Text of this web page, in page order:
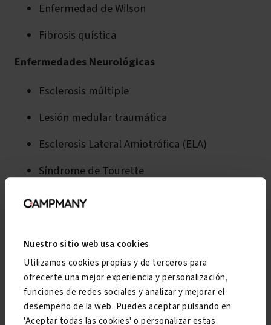
Nuestro sitio web usa cookies
Utilizamos cookies propias y de terceros para
ofrecerte una mejor experiencia y personalización,
funciones de redes sociales y analizar y mejorar el
desempeño de la web. Puedes aceptar pulsando en
'Aceptar todas las cookies' o personalizar estas
Enfermedad de Wilson
Fibrosis quística
Enfermedades Neurológicas
Esclerosis múltiple
Lesión medular traumática
Esclerosis Lateral Amiotrófica (ELA)
Síndrome de Tourette
Leucodistrofias
debidas a la toma del fármaco Talidomida.
Secuelas de la polio o Síndrome Postpolio